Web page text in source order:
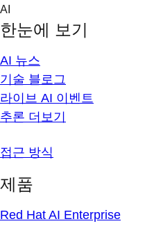
Skip
content
AI
한눈에 보기
AI 뉴스
기술 블로그
라이브 AI 이벤트
추론 더보기
접근 방식
제품
Red Hat AI Enterprise